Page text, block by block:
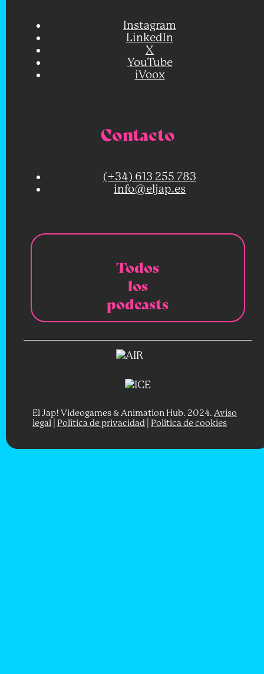
Instagram
LinkedIn
X
YouTube
iVoox
Contacto
(+34) 613 255 783
info@eljap.es
Todos
los
podcasts
El Jap! Videogames & Animation Hub. 2024. Aviso
legal
Política de privacidad Política de cookies